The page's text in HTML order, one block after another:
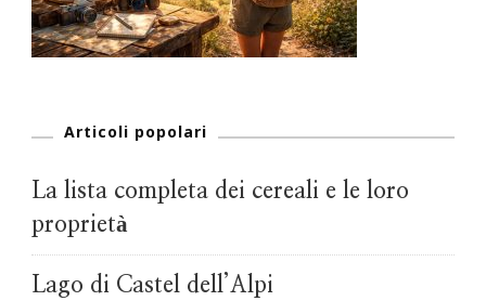
Articoli popolari
La lista completa dei cereali e le loro
proprietà
Lago di Castel dell’Alpi